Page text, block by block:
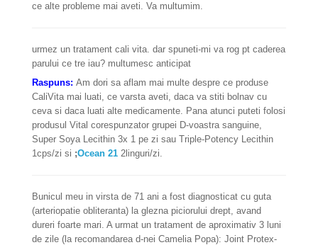
ce alte probleme mai aveti. Va multumim.
urmez un tratament cali vita. dar spuneti-mi va rog pt caderea
parului ce tre iau? multumesc anticipat
Raspuns: Am dori sa aflam mai multe despre ce produse
CaliVita mai luati, ce varsta aveti, daca va stiti bolnav cu
ceva si daca luati alte medicamente. Pana atunci puteti folosi
produsul Vital corespunzator grupei D-voastra sanguine,
Super Soya Lecithin 3x 1 pe zi sau Triple-Potency Lecithin
1cps/zi si ;Ocean 21 2linguri/zi.
Bunicul meu in virsta de 71 ani a fost diagnosticat cu guta
(arteriopatie obliteranta) la glezna piciorului drept, avand
dureri foarte mari. A urmat un tratament de aproximativ 3 luni
de zile (la recomandarea d-nei Camelia Popa): Joint Protex-